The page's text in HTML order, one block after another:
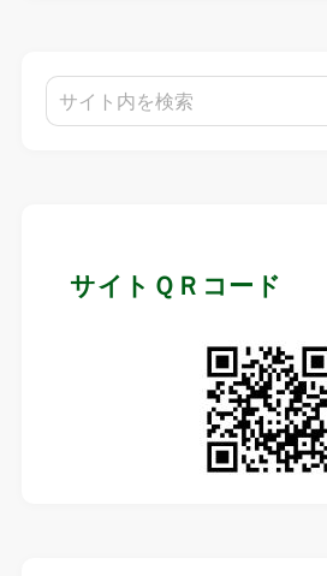
サイトＱＲコード